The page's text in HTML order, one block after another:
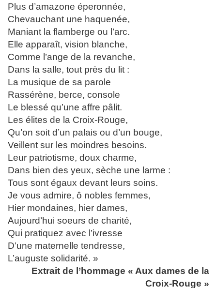
Plus d’amazone éperonnée,
Chevauchant une haquenée,
Maniant la flamberge ou l’arc.
Elle apparaît, vision blanche,
Comme l’ange de la revanche,
Dans la salle, tout près du lit :
La musique de sa parole
Rassérène, berce, console
Le blessé qu’une affre pâlit.
Les élites de la Croix-Rouge,
Qu’on soit d’un palais ou d’un bouge,
Veillent sur les moindres besoins.
Leur patriotisme, doux charme,
Dans bien des yeux, sèche une larme :
Tous sont égaux devant leurs soins.
Je vous admire, ô nobles femmes,
Hier mondaines, hier dames,
Aujourd’hui soeurs de charité,
Qui pratiquez avec l’ivresse
D’une maternelle tendresse,
L’auguste solidarité. »
Extrait de l’hommage « Aux dames de la
Croix-Rouge »